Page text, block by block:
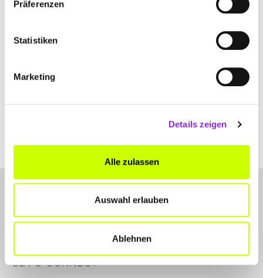
Präferenzen
Statistiken
Marketing
Details zeigen
Alle zulassen
Auswahl erlauben
Ablehnen
Frisch, regional & nachhaltig! Honig, knuspriges Brot, Blumen,
Wurst, würzigen Käse & co findest du hier auf Märkten im
Mehr erfahren
LET'S CONNECT